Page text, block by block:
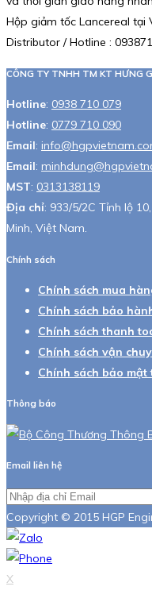
Hộp giảm tốc Lancereal tại
Distributor / Hotline :
CÔNG TY TNHH TM KT HƯNG
Hotline: 0938 710 079
Hotline: 0779 710 090
Email:
Email:
MST: 0313138119
Địa chỉ: 933/5/2C Tỉnh lộ
Minh, Việt Nam.
Chính sách
Chính sách mua
Chính sách bảo
Chính sách thanh
Chính sách vận
Chính sách bảo mật
Thông báo
Email liên hệ
Copyright © 2015 HGP
X